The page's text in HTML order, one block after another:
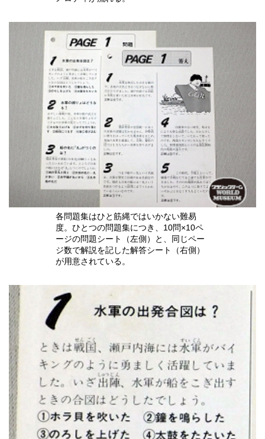
各問題集はひと筋縄ではいかない難易
度。ひとつの問題集につき、10問×10ペ
ージの問題シート（左側）と、同じペー
ジ数で解説を記した解答シート（右側）
が用意されている。